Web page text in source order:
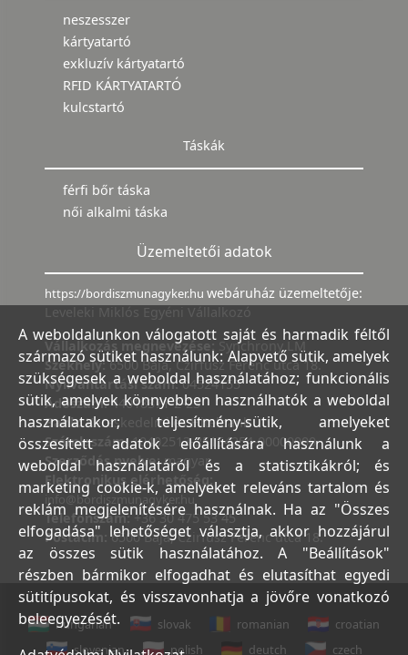
neszesszer
kártyatartó
exkluzív kártyatartó
RFID KÁRTYATARTÓ
kulcstartó
Táskák
férfi bőr táska
női alkalmi táska
Üzemeltetői adatok
https://bordiszmunagyker.hu webáruház üzemeltetője:
Leveleki Miklós Egyéni Vállalkozó
Vállalkozás megnevezése: Synchrony LM
Székhely:6500 Baja, Czirfusz Ferenc utca 18.
Nyilvántartási szám:04524155
Adószám:44018371-2-23
Bank:Kereskedelmi és Hitelbank
Számlaszám:10402513-25154254-00000000
Szerződés nyelve:magyar
Elektronikus elérhetőség:
info@bordiszmunagyker.hu
Telefonszám: +36 30 475 53 45
Postacím:6500 Baja, Czirfusz Ferenc utca 18.
hungarian slovak romanian
croatian
slovenian
polish deutch czech
A weboldalunkon válogatott saját és harmadik féltől
származó sütiket használunk: Alapvető sütik, amelyek
szükségesek a weboldal használatához; funkcionális
sütik, amelyek könnyebben használhatók a weboldal
használatakor; teljesítmény-sütik, amelyeket
összesített adatok előállítására használunk a
weboldal használatáról és a statisztikákról; és
marketing cookie-k, amelyeket releváns tartalom és
reklám megjelenítésére használnak. Ha az "Összes
elfogadása" lehetőséget választja, akkor hozzájárul
az összes sütik használatához. A "Beállítások"
részben bármikor elfogadhat és elutasíthat egyedi
sütitípusokat, és visszavonhatja a jövőre vonatkozó
beleegyezését.